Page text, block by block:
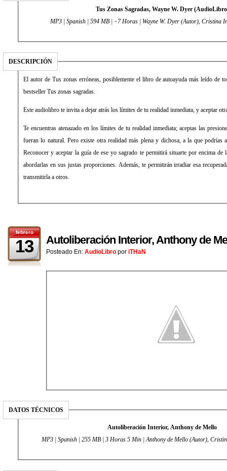
Tus Zonas Sagradas, Wayne W. Dyer
MP3 | Spanish | 594 MB | ~7 Horas | Wayne W. Dyer (Autor), Cristina
DESCRIPCIÓN
El autor de Tus zonas erróneas, posiblemente el libro de autoayuda más leído de
bestseller Tus zonas sagradas.
Este audiolibro te invita a dejar atrás los límites de tu realidad inmediata, y aceptar
Te encuentras atenazado en los límites de tu realidad inmediata; aceptas las
fueran lo natural. Pero existe otra realidad más plena y dichosa, a la que podrías
Reconocer y aceptar la guía de ese yo sagrado te permitirá situarte por encima de
abordarlas en sus justas proporciones. Además, te permitirán irradiar esa
transmitirla a otros.
febrero
13 Autoliberación Interior, Anthony de
Posteado En: AudioLibro por iTHaN
DATOS TÉCNICOS
Autoliberación Interior, Anthony de Mello
MP3 | Spanish | 255 MB | 3 Horas 5 Min | Anthony de Mello (Autor),